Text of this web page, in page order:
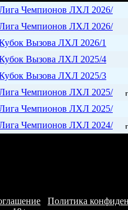
Чемпионов ЛХЛ 2026/
Чемпионов ЛХЛ 2026/
Вызова ЛХЛ 2026/1
Вызова ЛХЛ 2025/4
Вызова ЛХЛ 2025/3
Чемпионов ЛХЛ 2025/
Чемпионов ЛХЛ 2025/
Чемпионов ЛХЛ 2024/
Политика